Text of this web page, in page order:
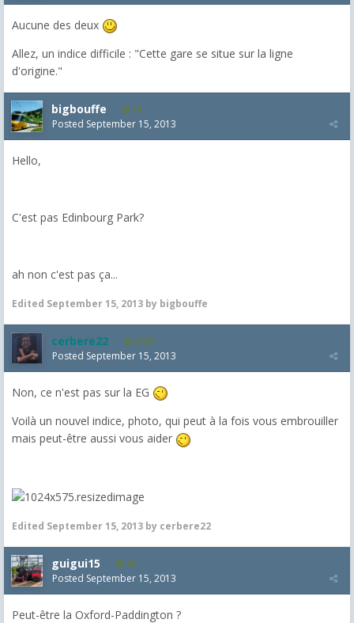
Aucune des deux
Allez, un indice difficile : "Cette gare se situe sur la ligne
d'origine."
bigbouffe 16
Posted September 15, 2013
Hello,
C'est pas Edinbourg Park?
ah non c'est pas ça...
Edited September 15, 2013 by bigbouffe
cerbere22 4,385
Posted September 15, 2013
Non, ce n'est pas sur la EG
Voilà un nouvel indice, photo, qui peut à la fois vous embrouiller
mais peut-être aussi vous aider
Edited September 15, 2013 by cerbere22
guigui15 49
Posted September 15, 2013
Peut-être la Oxford-Paddington ?